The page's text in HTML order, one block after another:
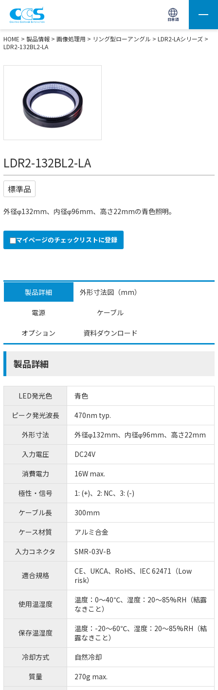
日本語
画像処理用の製品検索 サイト内検索(Enterで実行)
HOME > 製品情報 > 画像処理用 > リング型ローアングル > LDR2-LAシリーズ >
LDR2-132BL2-LA
LDR2-132BL2-LA
標準品
外径φ132mm、内径φ96mm、高さ22mmの青色照明。
マイページのチェックリストに登録
製品詳細 外形寸法図（mm）
電源 ケーブル
オプション 資料ダウンロード
製品詳細
LED発光色
青色
ピーク発光波長
470nm typ.
外形寸法
外径φ132mm、内径φ96mm、高さ22mm
入力電圧
DC24V
消費電力
16W max.
極性・信号
1: (+)、2: NC、3: (-)
ケーブル長
300mm
ケース材質
アルミ合金
入力コネクタ
SMR-03V-B
適合規格
CE、UKCA、RoHS、IEC 62471（Low
risk）
使用温湿度
温度：0～40℃、湿度：20～85%RH（結露
なきこと）
保存温湿度
温度：-20～60℃、湿度：20～85%RH（結
露なきこと）
冷却方式
自然冷却
質量
270g max.